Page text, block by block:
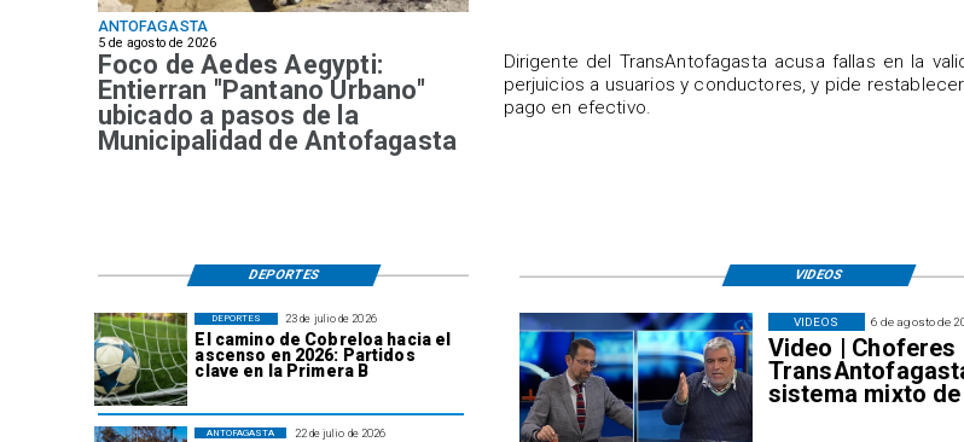
​Dirigente del TransAntofagasta acusa fallas en la
perjuicios a usuarios y conductores, y pide
pago en efectivo.
ANTOFAGASTA
5 de agosto de 2026
Foco de Aedes Aegypti:
Entierran "Pantano Urbano"
ubicado a pasos de la
Municipalidad de Antofagasta
23 de julio de 2026
El camino de Cobreloa hacia el
ascenso en 2026: Partidos
clave en la Primera B
DEPORTES
22 de julio de 2026
ANTOFAGASTA
6 de agosto de
Video | Choferes
sistema mixto
VIDEOS
VIDEOS
DEPORTES